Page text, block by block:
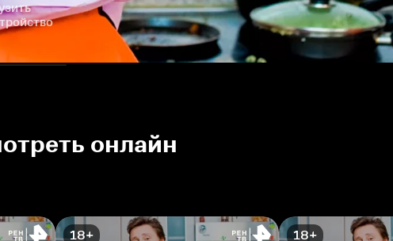
онлайн
18+ 18+